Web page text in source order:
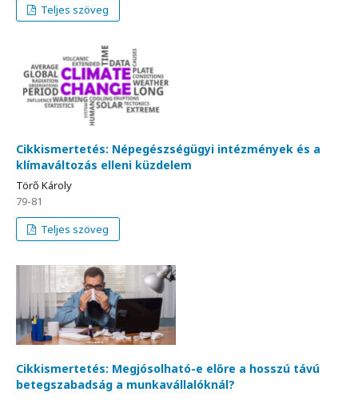
Teljes szöveg
Cikkismertetés: Népegészségügyi intézmények és a
klímaváltozás elleni küzdelem
Törő Károly
79-81
Teljes szöveg
Cikkismertetés: Megjósolható-e előre a hosszú távú
betegszabadság a munkavállalóknál?